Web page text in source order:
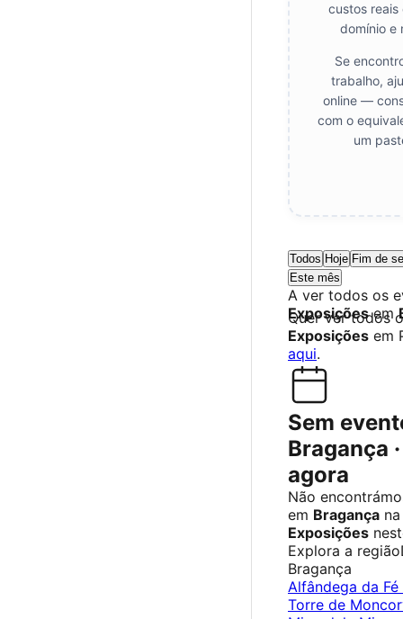
custos reais
domínio e
Se
trabalho,
online —
com o
um
Todos Hoje Fim de
Este mês
A ver todos os
Exposiçõesem
Quer ver todos
Exposições em
aqui.
Sem
Bragança
agora
Não
em Bragança
Exposições
Explora a região
Bragança
Alfândega da Fé
Torre de